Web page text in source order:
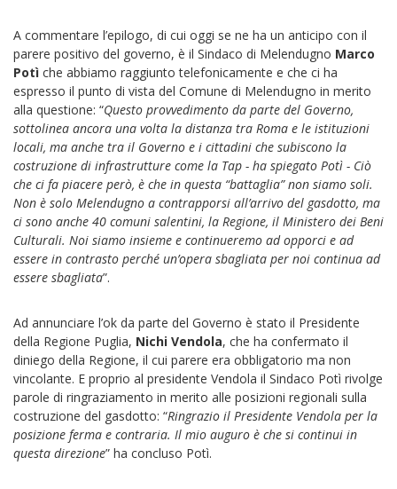
A commentare l’epilogo, di cui oggi se ne ha un anticipo con il
parere positivo del governo, è il Sindaco di Melendugno Marco
Potì che abbiamo raggiunto telefonicamente e che ci ha
espresso il punto di vista del Comune di Melendugno in merito
alla questione: “Questo provvedimento da parte del Governo,
sottolinea ancora una volta la distanza tra Roma e le istituzioni
locali, ma anche tra il Governo e i cittadini che subiscono la
costruzione di infrastrutture come la Tap - ha spiegato Potì - Ciò
che ci fa piacere però, è che in questa “battaglia” non siamo soli.
Non è solo Melendugno a contrapporsi all’arrivo del gasdotto, ma
ci sono anche 40 comuni salentini, la Regione, il Ministero dei Beni
Culturali. Noi siamo insieme e continueremo ad opporci e ad
essere in contrasto perché un’opera sbagliata per noi continua ad
essere sbagliata”.
Ad annunciare l’ok da parte del Governo è stato il Presidente
della Regione Puglia, Nichi Vendola, che ha confermato il
diniego della Regione, il cui parere era obbligatorio ma non
vincolante. E proprio al presidente Vendola il Sindaco Potì rivolge
parole di ringraziamento in merito alle posizioni regionali sulla
costruzione del gasdotto: “Ringrazio il Presidente Vendola per la
posizione ferma e contraria. Il mio auguro è che si continui in
questa direzione” ha concluso Potì.